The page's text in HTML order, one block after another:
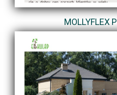
MOLLYFLEX